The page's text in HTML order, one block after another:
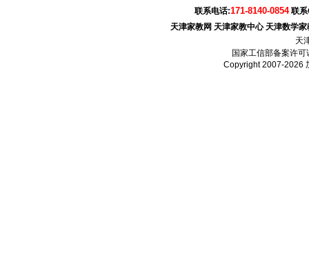
联系电话:171-8140-0854 联
天津家教网 天津家教中心 天津数学家
天
国家工信部备案许可
Copyright 2007-2026